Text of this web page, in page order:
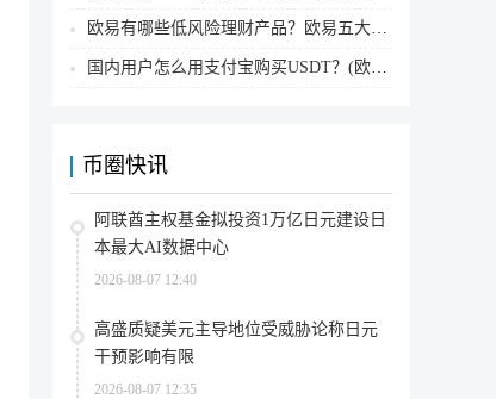
欧易有哪些低风险理财产品？欧易五大低风险理财产品详细介绍
国内用户怎么用支付宝购买USDT？(欧易交易所为例)
币圈快讯
阿联酋主权基金拟投资1万亿日元建设日
本最大AI数据中心
2026-08-07 12:40
高盛质疑美元主导地位受威胁论称日元
干预影响有限
2026-08-07 12:35